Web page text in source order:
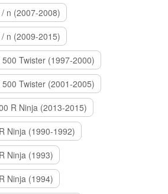
n (2007-2008)
n (2009-2015)
500 Twister (1997-2000)
500 Twister (2001-2005)
R Ninja (2013-2015)
Ninja (1990-1992)
Ninja (1993)
Ninja (1994)